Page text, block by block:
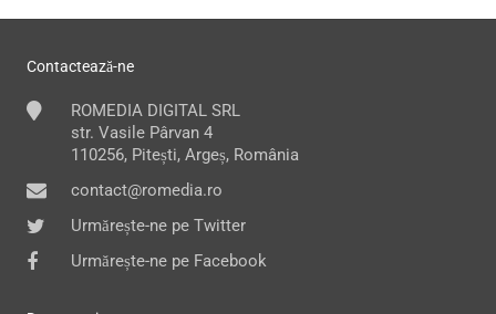
Contactează-ne
ROMEDIA DIGITAL SRL
str. Vasile Pârvan 4
110256, Pitești, Argeș, România
contact@romedia.ro
Urmărește-ne pe Twitter
Urmărește-ne pe Facebook